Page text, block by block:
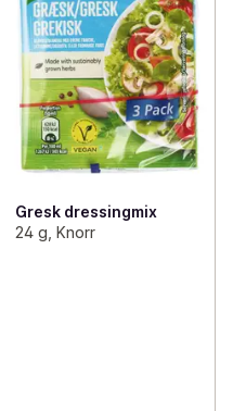
Gresk dressingmix
24 g, Knorr